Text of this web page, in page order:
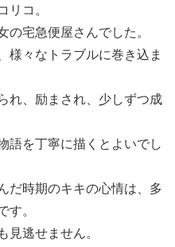
リコ。
の宅急便屋さんでした。
様々なトラブルに巻き込ま
れ、励まされ、少しずつ成
語を丁寧に描くとよいでし
だ時期のキキの心情は、多
す。
見逃せません。